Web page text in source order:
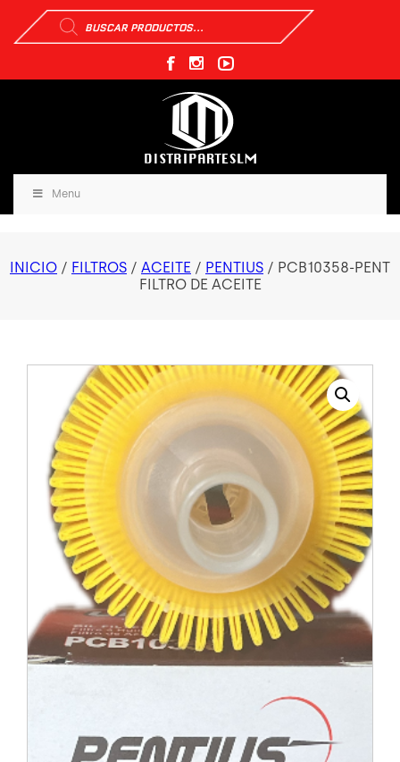
Búsqueda
de
productos
Menu
INICIO / FILTROS / ACEITE / PENTIUS / PCB10358-PENT
FILTRO DE ACEITE